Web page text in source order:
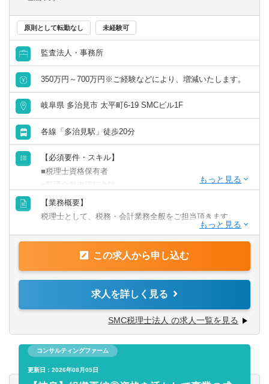
原則として転勤なし 未経験可
監査法人・事務所
350万円～700万円※ご経験などにより、増減いたします。
岐阜県 多治見市 太平町6-19 SMCビル1F
各線「多治見駅」徒歩20分
【必須要件・スキル】
■税理士資格保有者
■普通自動車運転免許
【求める人物像】
■勉強意欲が高い人
■中小企業の成長に貢献したいと思っている方
【業務概要】
税理士として、税務・会計業務全般をご担当頂きます。
【業務詳細】
■法人税務 ■個人税務 ■資産税業務 ■税務コンサルティ
ングなど
■MAS監査 ■キャッシュフロー改善 ■相続・事業承継 ■
融資相談 ■経営計画作成
などがあり、全ての業務に携わっていただくわけではござ
ただくことが可能です。
この求人から申し込む
求人を詳しく見る
SMC税理士法人 の求人一覧を見る
コンサルティングファーム
更新日：2026年08月05日
企業名のみで検索
休日・働き方
リモートワーク／在宅勤務（制度あり）
年間休日120日以上
原則として転勤なし
フレックス出勤／時差出勤（制度あり）
募集・採用情報
年収1000万円以上の求人
5名以上募集の求人